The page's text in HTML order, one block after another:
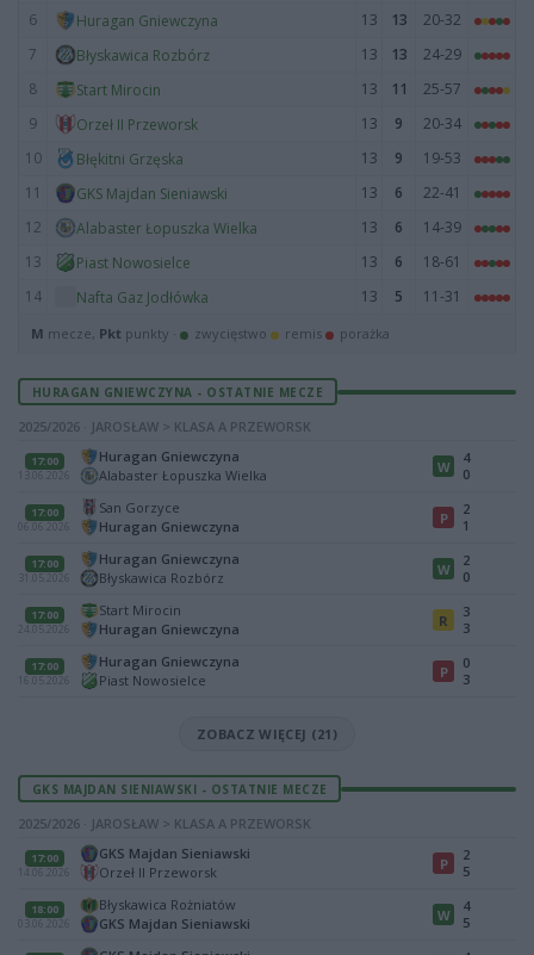
6 Huragan Gniewczyna 13 13
20-32
7
Błyskawica Rozbórz 13 13
24-29
8
Start Mirocin 13 11
25-57
9
Orzeł II Przeworsk 13 9
20-34
10
Błękitni Grzęska 13 9
19-53
11
GKS Majdan Sieniawski 13 6
22-41
12
Alabaster Łopuszka Wielka 13 6
14-39
13
Piast Nowosielce 13 6
18-61
14
Nafta Gaz Jodłówka 13 5 11-31
M mecze, Pkt punkty · zwycięstwo remis porażka
HURAGAN GNIEWCZYNA - OSTATNIE MECZE
2025/2026 · JAROSŁAW > KLASA A PRZEWORSK
17:00
13.06.2026
Huragan Gniewczyna
Alabaster Łopuszka Wielka
W
4
0
17:00
06.06.2026
San Gorzyce
Huragan Gniewczyna
P
2
1
17:00
31.05.2026
Huragan Gniewczyna
Błyskawica Rozbórz
W
2
0
17:00
24.05.2026
Start Mirocin
Huragan Gniewczyna
R
3
3
17:00
16.05.2026
Huragan Gniewczyna
Piast Nowosielce
P
0
3
ZOBACZ WIĘCEJ (21)
GKS MAJDAN SIENIAWSKI - OSTATNIE MECZE
2025/2026 · JAROSŁAW > KLASA A PRZEWORSK
17:00
14.06.2026
GKS Majdan Sieniawski
Orzeł II Przeworsk
P
2
5
18:00
03.06.2026
Błyskawica Rożniatów
GKS Majdan Sieniawski
W
4
5